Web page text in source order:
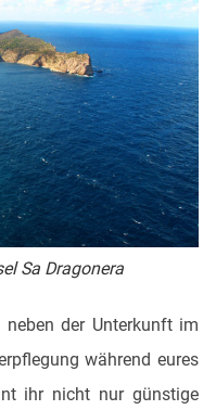
Sa Dragonera
der Unterkunft im
während eures
ihr nicht nur günstige